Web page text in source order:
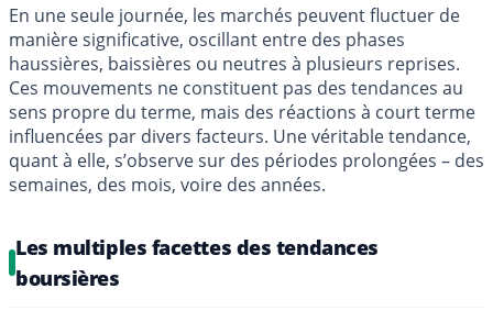
En une seule journée, les marchés peuvent fluctuer de
manière significative, oscillant entre des phases
haussières, baissières ou neutres à plusieurs reprises.
Ces mouvements ne constituent pas des tendances au
sens propre du terme, mais des réactions à court terme
influencées par divers facteurs. Une véritable tendance,
quant à elle, s’observe sur des périodes prolongées – des
semaines, des mois, voire des années.
Les multiples facettes des tendances
boursières